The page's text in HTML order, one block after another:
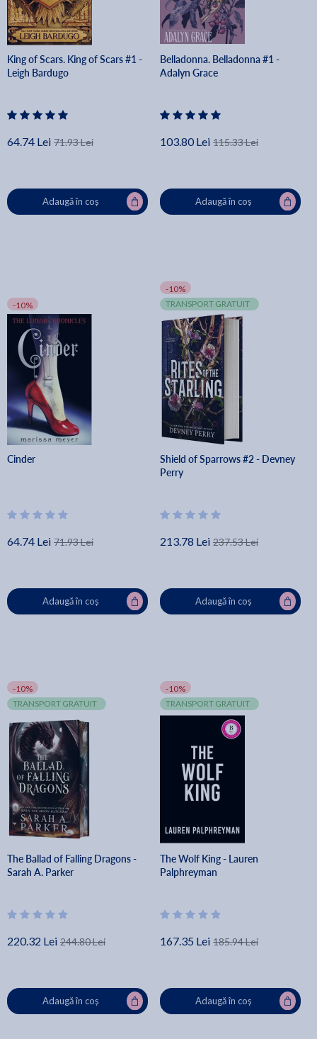
King of Scars. King of Scars #1 -
Leigh Bardugo
64.74 Lei 71.93 Lei
Adaugă în coș
Belladonna. Belladonna #1 -
Adalyn Grace
103.80 Lei 115.33 Lei
Adaugă în coș
-10%
Cinder
64.74 Lei 71.93 Lei
Adaugă în coș
-10%
TRANSPORT GRATUIT
Shield of Sparrows #2 - Devney
Perry
213.78 Lei 237.53 Lei
Adaugă în coș
-10%
TRANSPORT GRATUIT
The Ballad of Falling Dragons -
Sarah A. Parker
220.32 Lei 244.80 Lei
Adaugă în coș
-10%
TRANSPORT GRATUIT
The Wolf King - Lauren
Palphreyman
167.35 Lei 185.94 Lei
Adaugă în coș